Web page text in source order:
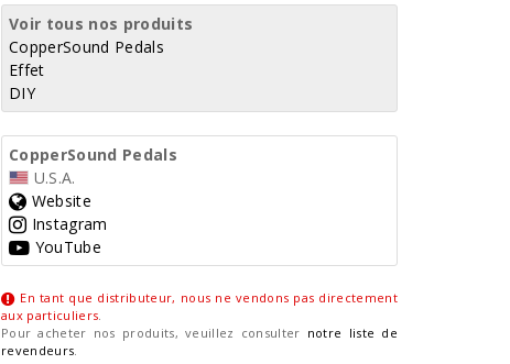
Voir tous nos produits
CopperSound Pedals
Effet
DIY
CopperSound Pedals
U.S.A.
Website
Instagram
YouTube
En tant que distributeur, nous ne vendons pas directement
aux particuliers.
Pour acheter nos produits, veuillez consulter notre liste de
revendeurs.